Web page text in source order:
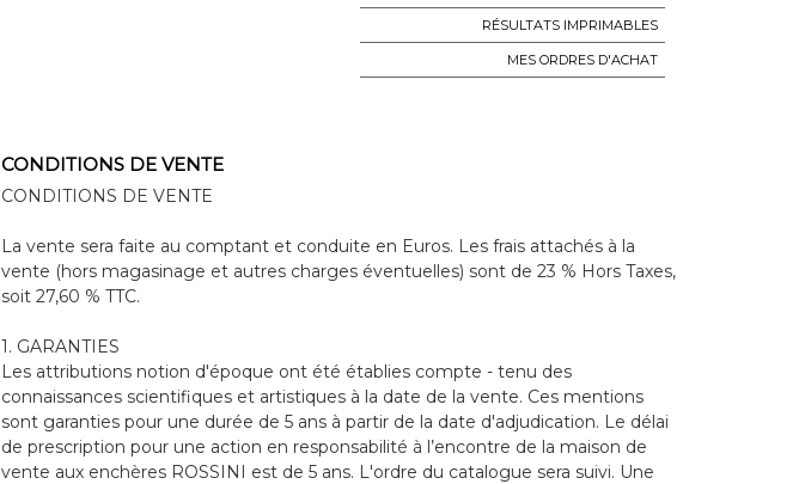
RÉSULTATS IMPRIMABLES
MES ORDRES D'ACHAT
CONDITIONS DE VENTE
CONDITIONS DE VENTE
La vente sera faite au comptant et conduite en Euros. Les frais attachés à la
vente (hors magasinage et autres charges éventuelles) sont de 23 % Hors Taxes,
soit 27,60 % TTC.
1. GARANTIES
Les attributions notion d'époque ont été établies compte - tenu des
connaissances scientifiques et artistiques à la date de la vente. Ces mentions
sont garanties pour une durée de 5 ans à partir de la date d'adjudication. Le délai
de prescription pour une action en responsabilité à l’encontre de la maison de
vente aux enchères ROSSINI est de 5 ans. L'ordre du catalogue sera suivi. Une